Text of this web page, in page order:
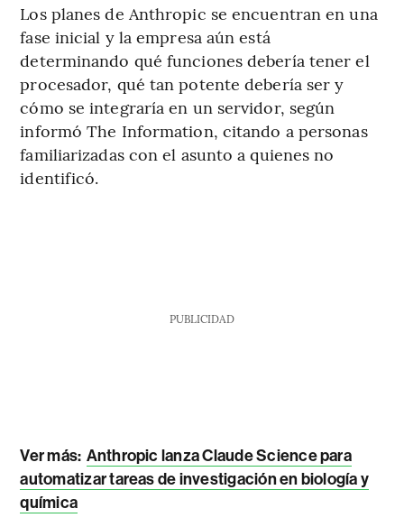
Los planes de Anthropic se encuentran en una
fase inicial y la empresa aún está
determinando qué funciones debería tener el
procesador, qué tan potente debería ser y
cómo se integraría en un servidor, según
informó The Information, citando a personas
familiarizadas con el asunto a quienes no
identificó.
PUBLICIDAD
Ver más: Anthropic lanza Claude Science para
automatizar tareas de investigación en biología y
química